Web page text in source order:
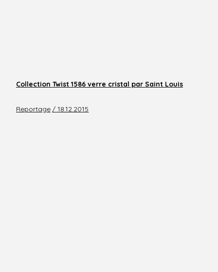
Collection Twist 1586 verre cristal par Saint Louis
Reportage / 18.12.2015